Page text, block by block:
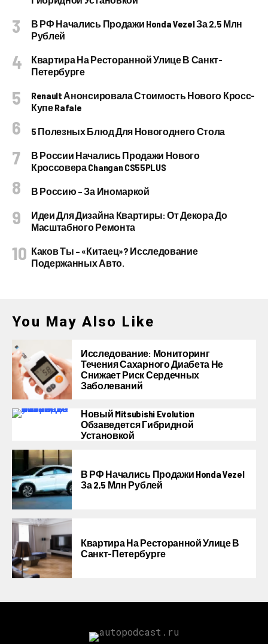
В РФ Начались Продажи Honda Vezel За 2,5 Млн
Рублей
Квартира На Ресторанной Улице В Санкт-
Петербурге
Renault Анонсировала Стоимость Нового Кросс-
Купе Rafale
5 Полезных Блюд Для Новогоднего Стола
В России Начались Продажи Нового
Кроссовера Changan CS55PLUS
В Россию – За Иномаркой
Идеи Для Дизайна Квартиры: От Декора До
Масштабного Ремонта
Каков Ты – «китаец»? Исследование
Подержанных Авто.
You May Also Like
Исследование: Мониторинг
Течения Сахарного Диабета Не
Снижает Риск Сердечных
Заболеваний
Новый Mitsubishi Evolution
Обзаведется Гибридной
Установкой
В РФ Начались Продажи Honda Vezel
За 2,5 Млн Рублей
Квартира На Ресторанной Улице В
Санкт-Петербурге